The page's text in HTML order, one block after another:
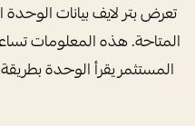
تعرض بتر لايف بيانات
المتاحة. هذه المعلومات
المستثمر يقرأ الوحدة